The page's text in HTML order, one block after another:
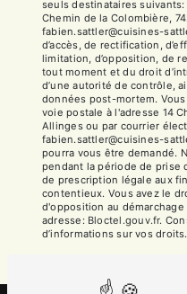
seuls destinataires
Chemin de la Colombière,
fabien.sattler@cuisines-
d’accès, de rectification,
limitation, d’opposition, de
tout moment et du droit
d’une autorité de contrôle,
données post-mortem.
voie postale à l'adresse 14
Allinges ou par courrier
fabien.sattler@cuisines-
pourra vous être demandé.
pendant la période de prise
de prescription légale aux
contentieux. Vous avez le
d'opposition au
adresse:
Bloctel.gouv.fr.
d’informations sur vos droits.